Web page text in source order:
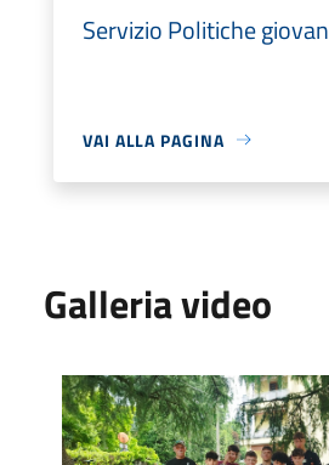
Servizio Politiche
VAI ALLA PAGINA
Galleria video
foto